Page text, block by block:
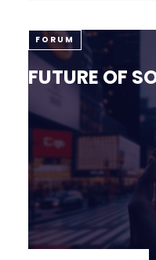
FORUM
FUTURE OF